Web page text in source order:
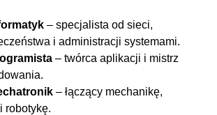
– specjalista od sieci,
i administracji systemami.
– twórca aplikacji i mistrz
– łączący mechanikę,
robotykę.